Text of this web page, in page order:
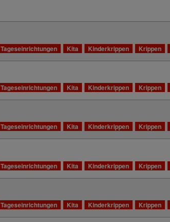
Tageseinrichtungen Kita Kinderkrippen Krippen
Tageseinrichtungen Kita Kinderkrippen Krippen
Tageseinrichtungen Kita Kinderkrippen Krippen
Tageseinrichtungen Kita Kinderkrippen Krippen
Tageseinrichtungen Kita Kinderkrippen Krippen